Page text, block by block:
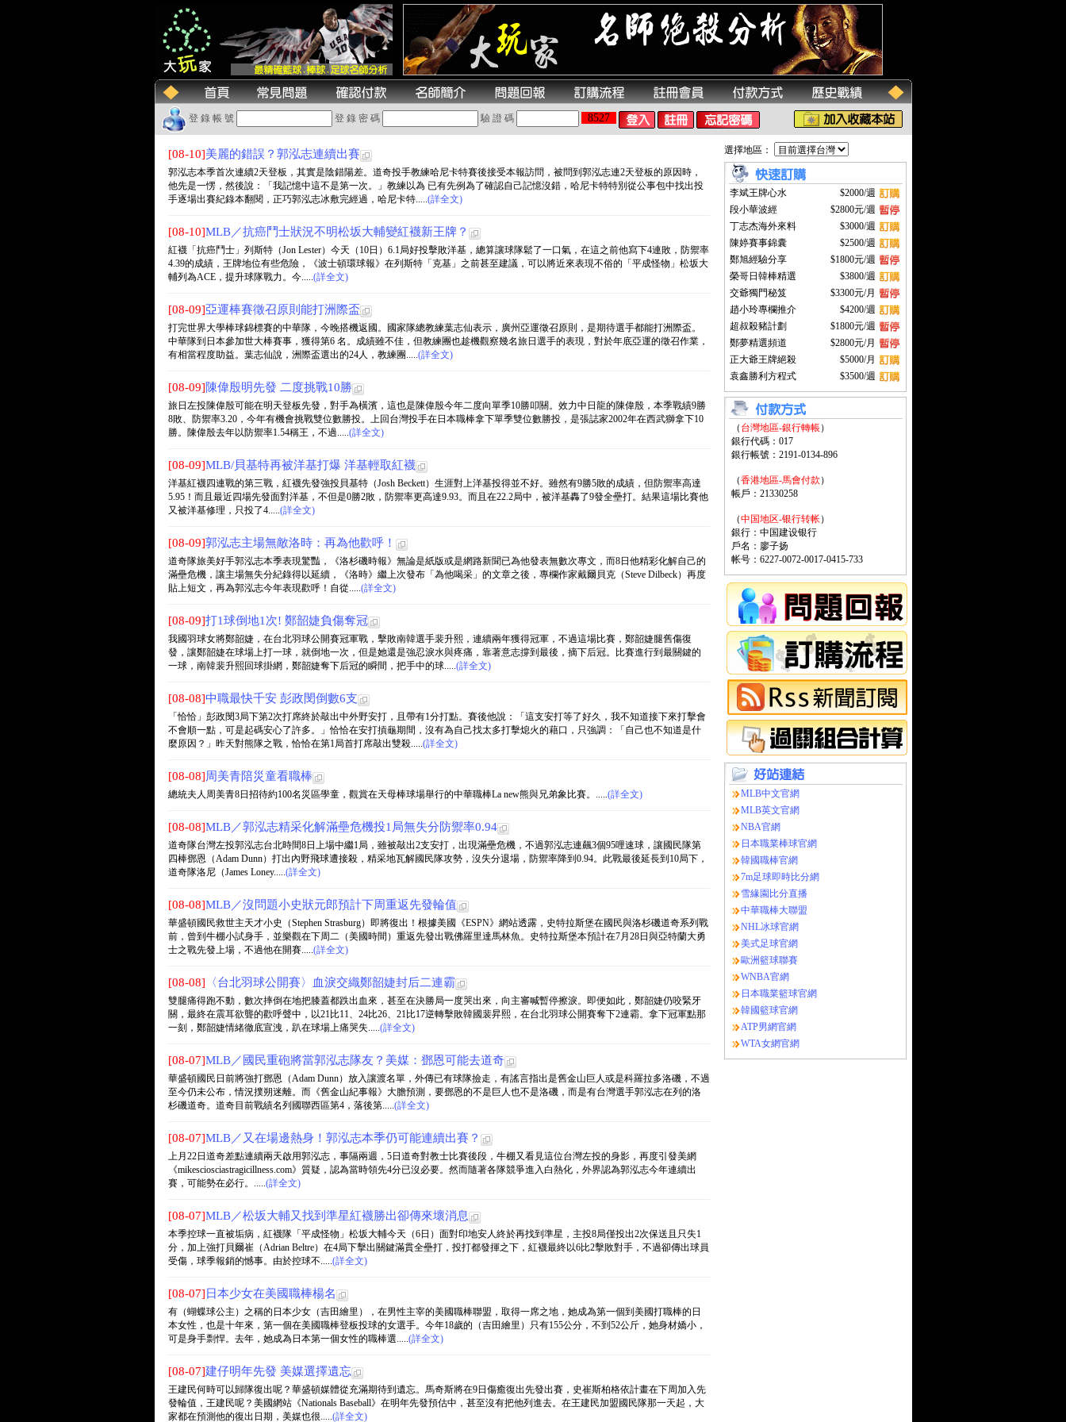
登 錄 帳 號 登 錄 密 碼 驗 證 碼 8527
[08-10]美麗的錯誤？郭泓志連續出賽
郭泓志本季首次連續2天登板，其實是陰錯陽差。道奇投手教練哈尼卡特賽後接受本報訪問，被問到郭泓志連2天登板的原因時，
他先是一愣，然後說：「我記憶中這不是第一次。」教練以為 已有先例為了確認自己記憶沒錯，哈尼卡特特別從公事包中找出投
手逐場出賽紀錄本翻閱，正巧郭泓志冰敷完經過，哈尼卡特.....(詳全文)
[08-10]MLB／抗癌鬥士狀況不明松坂大輔變紅襪新王牌？
紅襪「抗癌鬥士」列斯特（Jon Lester）今天（10日）6.1局好投擊敗洋基，總算讓球隊鬆了一口氣，在這之前他寫下4連敗，防禦率
4.39的成績，王牌地位有些危險，《波士頓環球報》在列斯特「克基」之前甚至建議，可以將近來表現不俗的「平成怪物」松坂大
輔列為ACE，提升球隊戰力。今.....(詳全文)
[08-09]亞運棒賽徵召原則能打洲際盃
打完世界大學棒球錦標賽的中華隊，今晚搭機返國。國家隊總教練葉志仙表示，廣州亞運徵召原則，是期待選手都能打洲際盃。
中華隊到日本參加世大棒賽事，獲得第6 名。成績雖不佳，但教練團也趁機觀察幾名旅日選手的表現，對於年底亞運的徵召作業，
有相當程度助益。葉志仙說，洲際盃選出的24人，教練團.....(詳全文)
[08-09]陳偉殷明先發 二度挑戰10勝
旅日左投陳偉殷可能在明天登板先發，對手為橫濱，這也是陳偉殷今年二度向單季10勝叩關。效力中日龍的陳偉殷，本季戰績9勝
8敗、防禦率3.20，今年有機會挑戰雙位數勝投。上回台灣投手在日本職棒拿下單季雙位數勝投，是張誌家2002年在西武獅拿下10
勝。陳偉殷去年以防禦率1.54稱王，不過.....(詳全文)
[08-09]MLB/貝基特再被洋基打爆 洋基輕取紅襪
洋基紅襪四連戰的第三戰，紅襪先發強投貝基特（Josh Beckett）生涯對上洋基投得並不好。雖然有9勝5敗的成績，但防禦率高達
5.95！而且最近四場先發面對洋基，不但是0勝2敗，防禦率更高達9.93。而且在22.2局中，被洋基轟了9發全壘打。結果這場比賽他
又被洋基修理，只投了4.....(詳全文)
[08-09]郭泓志主場無敵洛時：再為他歡呼！
道奇隊旅美好手郭泓志本季表現驚豔，《洛杉磯時報》無論是紙版或是網路新聞已為他發表無數次專文，而8日他精彩化解自己的
滿壘危機，讓主場無失分紀錄得以延續，《洛時》繼上次發布「為他喝采」的文章之後，專欄作家戴爾貝克（Steve Dilbeck）再度
貼上短文，再為郭泓志今年表現歡呼！自從.....(詳全文)
[08-09]打1球倒地1次! 鄭韶婕負傷奪冠
我國羽球女將鄭韶婕，在台北羽球公開賽冠軍戰，擊敗南韓選手裴升熙，連續兩年獲得冠軍，不過這場比賽，鄭韶婕腿舊傷復
發，讓鄭韶婕在球場上打一球，就倒地一次，但是她還是強忍淚水與疼痛，靠著意志撐到最後，摘下后冠。比賽進行到最關鍵的
一球，南韓裴升熙回球掛網，鄭韶婕奪下后冠的瞬間，把手中的球.....(詳全文)
[08-08]中職最快千安 彭政閔倒數6支
「恰恰」彭政閔3局下第2次打席終於敲出中外野安打，且帶有1分打點。賽後他說：「這支安打等了好久，我不知道接下來打擊會
不會順一點，可是起碼安心了許多。」恰恰在安打摃龜期間，沒有為自己找太多打擊熄火的藉口，只強調：「自己也不知道是什
麼原因？」昨天對熊隊之戰，恰恰在第1局首打席敲出雙殺.....(詳全文)
[08-08]周美青陪災童看職棒
總統夫人周美青8日招待約100名災區學童，觀賞在天母棒球場舉行的中華職棒La new熊與兄弟象比賽。.....(詳全文)
[08-08]MLB／郭泓志精采化解滿壘危機投1局無失分防禦率0.94
道奇隊台灣左投郭泓志台北時間8日上場中繼1局，雖被敲出2支安打，出現滿壘危機，不過郭泓志連飆3個95哩速球，讓國民隊第
四棒鄧恩（Adam Dunn）打出內野飛球遭接殺，精采地瓦解國民隊攻勢，沒失分退場，防禦率降到0.94。此戰最後延長到10局下，
道奇隊洛尼（James Loney.....(詳全文)
[08-08]MLB／沒問題小史狀元郎預計下周重返先發輪值
華盛頓國民救世主天才小史（Stephen Strasburg）即將復出！根據美國《ESPN》網站透露，史特拉斯堡在國民與洛杉磯道奇系列戰
前，曾到牛棚小試身手，並樂觀在下周二（美國時間）重返先發出戰佛羅里達馬林魚。史特拉斯堡本預計在7月28日與亞特蘭大勇
士之戰先發上場，不過他在開賽.....(詳全文)
[08-08] 〈台北羽球公開賽〉血淚交織鄭韶婕封后二連霸
雙腿痛得跑不動，數次摔倒在地把膝蓋都跌出血來，甚至在決勝局一度哭出來，向主審喊暫停擦淚。即便如此，鄭韶婕仍咬緊牙
關，最終在震耳欲聾的歡呼聲中，以21比11、24比26、21比17逆轉擊敗韓國裴昇熙，在台北羽球公開賽奪下2連霸。拿下冠軍點那
一刻，鄭韶婕情緒徹底宣洩，趴在球場上痛哭失.....(詳全文)
[08-07]MLB／國民重砲將當郭泓志隊友？美媒：鄧恩可能去道奇
華盛頓國民日前將強打鄧恩（Adam Dunn）放入讓渡名單，外傳已有球隊撿走，有謠言指出是舊金山巨人或是科羅拉多洛磯，不過
至今仍未公布，情況撲朔迷離。而《舊金山紀事報》大膽預測，要鄧恩的不是巨人也不是洛磯，而是有台灣選手郭泓志在列的洛
杉磯道奇。道奇目前戰績名列國聯西區第4，落後第.....(詳全文)
[08-07]MLB／又在場邊熱身！郭泓志本季仍可能連續出賽？
上月22日道奇差點連續兩天啟用郭泓志，事隔兩週，5日道奇對教士比賽後段，牛棚又看見這位台灣左投的身影，再度引發美網
《mikesciosciastragicillness.com》質疑，認為當時領先4分已沒必要。然而隨著各隊競爭進入白熱化，外界認為郭泓志今年連續出
賽，可能勢在必行。.....(詳全文)
[08-07]MLB／松坂大輔又找到準星紅襪勝出卻傳來壞消息
本季控球一直被垢病，紅襪隊「平成怪物」松坂大輔今天（6日）面對印地安人終於再找到準星，主投8局僅投出2次保送且只失1
分，加上強打貝爾崔（Adrian Beltre）在4局下擊出關鍵滿貫全壘打，投打都發揮之下，紅襪最終以6比2擊敗對手，不過卻傳出球員
受傷，球季報銷的憾事。由於控球不.....(詳全文)
[08-07] 日本少女在美國職棒楊名
有（蝴蝶球公主）之稱的日本少女（吉田繪里），在男性主宰的美國職棒聯盟，取得一席之地，她成為第一個到美國打職棒的日
本女性，也是十年來，第一個在美國職棒登板投球的女選手。今年18歲的（吉田繪里）只有155公分，不到52公斤，她身材嬌小，
可是身手剽悍。去年，她成為日本第一個女性的職棒選.....(詳全文)
[08-07]建仔明年先發 美媒選擇遺忘
王建民何時可以歸隊復出呢？華盛頓媒體從充滿期待到遺忘。馬奇斯將在9日傷癒復出先發出賽，史崔斯柏格依計畫在下周加入先
發輪值，王建民呢？美國網站《Nationals Baseball》在明年先發預估中，甚至沒有把他列進去。在王建民加盟國民隊那一天起，大
家都在預測他的復出日期，美媒也很.....(詳全文)
選擇地區：
李斌王牌心水
$2000/週
段小華波經
$2800元/週
丁志杰海外來料
$3000/週
陳婷賽事錦囊
$2500/週
鄭旭經驗分享
$1800元/週
榮哥日韓棒精選
$3800/週
交爺獨門秘笈
$3300元/月
趙小玲專欄推介
$4200/週
超叔殺豬計劃
$1800元/週
鄭夢精選頻道
$2800元/月
正大爺王牌絕殺
$5000/月
袁鑫勝利方程式
$3500/週
（ 台灣地區-銀行轉帳）
銀行代碼：017
銀行帳號：2191-0134-896
（香港地區-馬會付款 ）
帳戶：21330258
（中国地区-银行转帐）
銀行：中国建设银行
戶名：廖子扬
帐号：6227-0072-0017-0415-733
MLB中文官網
MLB英文官網
NBA官網
日本職業棒球官網
韓國職棒官網
7m足球即時比分網
雪緣園比分直播
中華職棒大聯盟
NHL冰球官網
美式足球官網
歐洲籃球聯賽
WNBA官網
日本職業籃球官網
韓國籃球官網
ATP男網官網
WTA女網官網